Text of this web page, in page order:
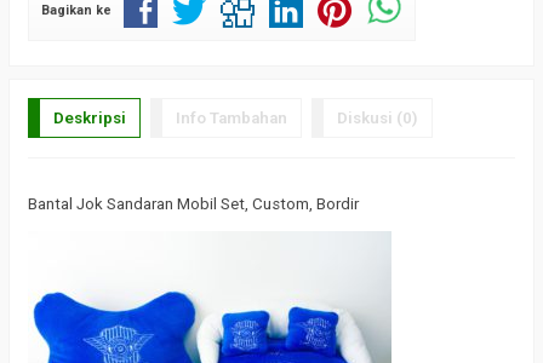
Bagikan ke
Deskripsi Info Tambahan Diskusi (0)
Bantal Jok Sandaran Mobil Set, Custom, Bordir